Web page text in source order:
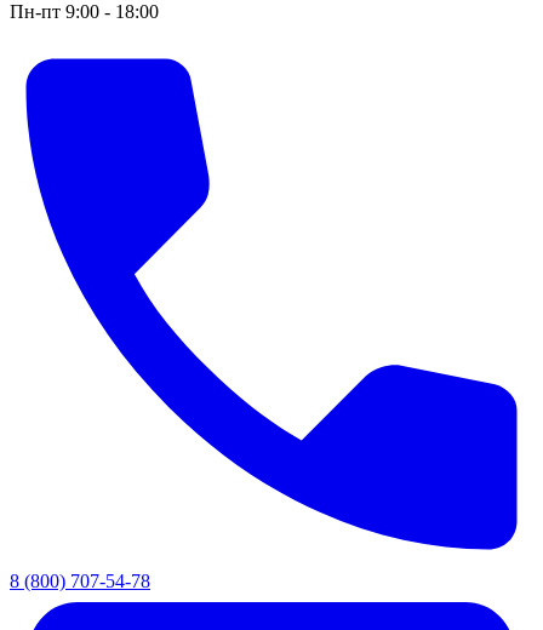
Пн-пт 9:00 - 18:00
8 (800) 707-54-78